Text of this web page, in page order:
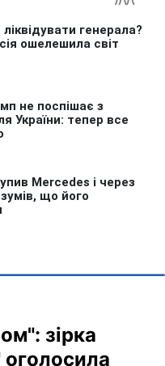
зірка
оголосила